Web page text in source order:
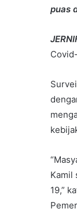
puas
Kamil
19,”